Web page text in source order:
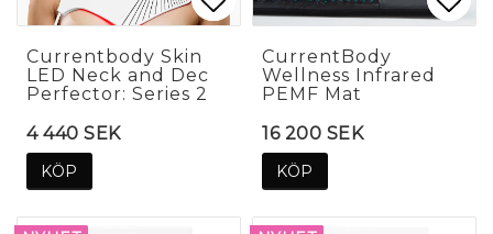
Lägg till i
Lägg till i
Currentbody Skin
LED Neck and Dec
Perfector: Series 2
4 440 SEK
KÖP
CurrentBody
Wellness Infrared
PEMF Mat
16 200 SEK
KÖP